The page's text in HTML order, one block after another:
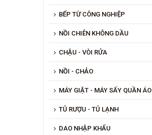
BẾP TỪ CÔNG NGHIỆP
NỒI CHIÊN KHÔNG DẦU
CHẬU - VÒI RỬA
NỒI - CHẢO
MÁY GIẶT - MÁY SẤY QUẦN ÁO
TỦ RƯỢU - TỦ LẠNH
DAO NHẬP KHẨU